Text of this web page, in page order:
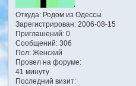
Откуда:Родом из Одессы
Зарегистрирован: 2006-08-15
Приглашений:0
Сообщений:306
Пол:Женский
Провел на форуме:
41 минуту
Последний визит: